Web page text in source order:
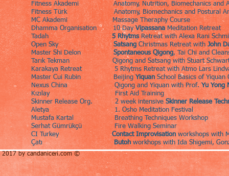
Fitness Akademi Anatomy, Nutrition, Biomechanics
Fitness Türk Anatomy,
MC Akademi Massage
Dhamma Organisation 10 DayVipassana
Tadah5 RhytmsRetreat
Open SkySatsangChristmas Retreat withJohn
Master Shi DelonSpontaneous Qigong, Tai Chi
Tarık Tekman Qigong and
Karakaya Retreat 5 Rhytms
Master Cui Rubin Beijing Yiquan School
Nexus China Qigong and Yiquan with Prof.Yu Yong
Kızılay First
Skinner Release Org. 2 week intensiveSkinner Release
Aletya 1. Osho
Mustafa Kartal Breathing
Serhat Gümrükçü Fire
CI TurkeyContact Improvisationworkshops with
Çatı Butohworkhops with Ida Shigemi,
​ 2017 by candaniceri.com ©